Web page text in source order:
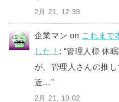
2月 21, 12:39
企業マン on これまで
した！ : “管理人様 休
が、管理人さんの推
近…”
2月 21, 10:02